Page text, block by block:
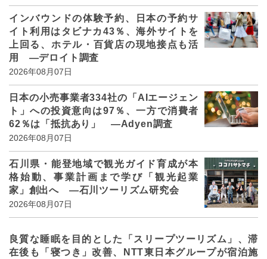
インバウンドの体験予約、日本の予約サ
イト利用はタビナカ43％、海外サイトを
上回る、ホテル・百貨店の現地接点も活
用 ―デロイト調査
2026年08月07日
日本の小売事業者334社の「AIエージェン
ト」への投資意向は97％、一方で消費者
62％は「抵抗あり」 ―Adyen調査
2026年08月07日
石川県・能登地域で観光ガイド育成が本
格始動、事業計画まで学び「観光起業
家」創出へ ―石川ツーリズム研究会
2026年08月07日
良質な睡眠を目的とした「スリープツーリズム」、滞
在後も「寝つき」改善、NTT東日本グループが宿泊施